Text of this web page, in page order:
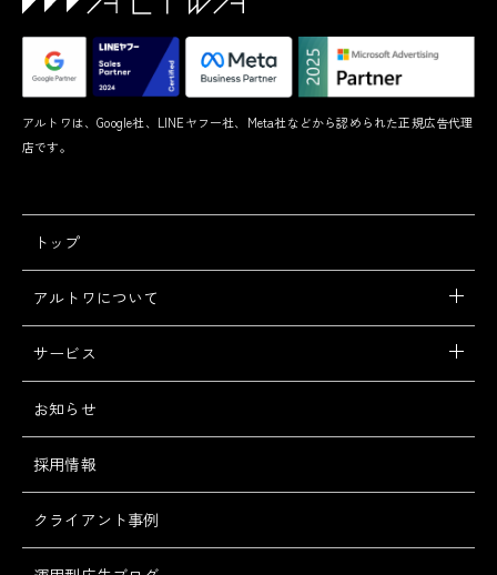
アルトワは、Google社、LINEヤフー社、Meta社などから認められた正規広告代理
店です。
トップ
アルトワについて
サービス
お知らせ
採用情報
クライアント事例